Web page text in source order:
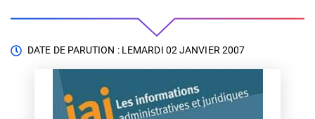
DATE DE PARUTION : LEMARDI 02 JANVIER 2007